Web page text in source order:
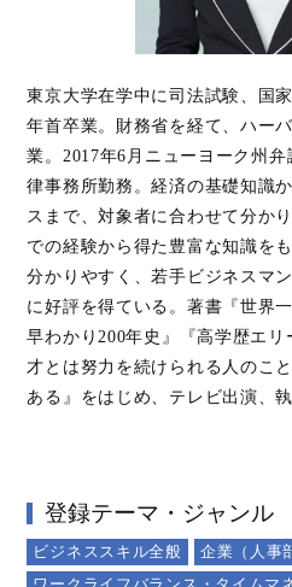
東京大学在学中に司法試験、国
年首卒業。財務省を経て、ハー
業。2017年6月ニューヨーク州
律事務所勤務。経済の基礎知識
スまで、対象者に合わせて分か
での経験から得た豊富な知識を
分かりやすく、若手ビジネスマ
に好評を得ている。著書『世界
早わかり200年史』『高学歴エ
才とは努力を続けられる人のこ
ある』をはじめ、テレビ出演、
登録テーマ・ジャンル
ビジネススキル全般
企業（人事